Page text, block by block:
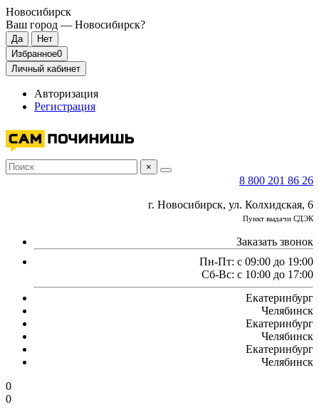
Новосибирск
Ваш город — Новосибирск?
Избранное0
Личный кабинет
Авторизация
Регистрация
×
8 800 201 86 26
г. Новосибирск, ул. Колхидская, 6
Пункт выдачи СДЭК
Заказать звонок
Пн-Пт: с 09:00 до 19:00
Сб-Вс: с 10:00 до 17:00
Екатеринбург
Челябинск
Екатеринбург
Челябинск
Екатеринбург
Челябинск
0
0